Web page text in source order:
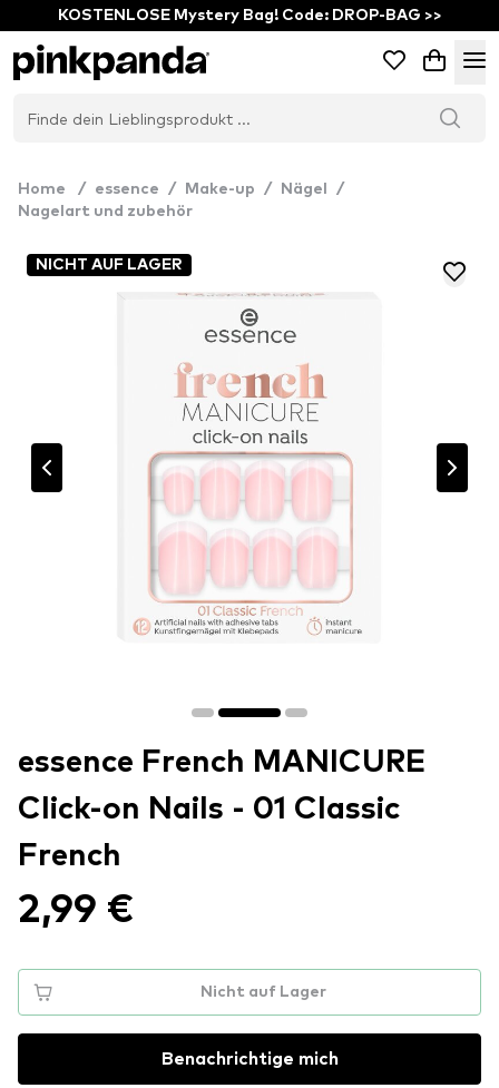
KOSTENLOSE Mystery Bag! Code: DROP-BAG >>
Home / essence / Make-up / Nägel
/
Nagelart und zubehör
NICHT AUF LAGER
essence French MANICURE
Click-on Nails - 01 Classic
French
2,99 €
Nicht auf Lager
Benachrichtige mich